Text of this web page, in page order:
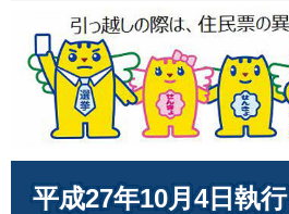
平成27年10月4日執